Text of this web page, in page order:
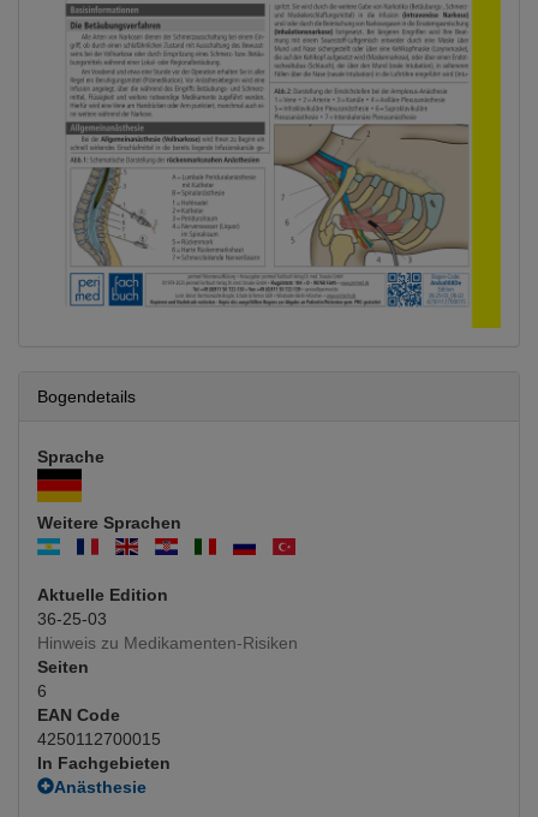
Bogendetails
Sprache
Weitere Sprachen
Aktuelle Edition
36-25-03
Hinweis zu Medikamenten-Risiken
Seiten
6
EAN Code
4250112700015
In Fachgebieten
Anästhesie